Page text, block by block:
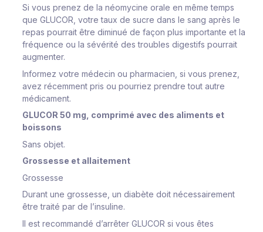
Si vous prenez de la néomycine orale en même temps
que GLUCOR, votre taux de sucre dans le sang après le
repas pourrait être diminué de façon plus importante et la
fréquence ou la sévérité des troubles digestifs pourrait
augmenter.
Informez votre médecin ou pharmacien, si vous prenez,
avez récemment pris ou pourriez prendre tout autre
médicament.
GLUCOR 50 mg, comprimé avec des aliments et
boissons
Sans objet.
Grossesse et allaitement
Grossesse
Durant une grossesse, un diabète doit nécessairement
être traité par de l’insuline.
Il est recommandé d’arrêter GLUCOR si vous êtes